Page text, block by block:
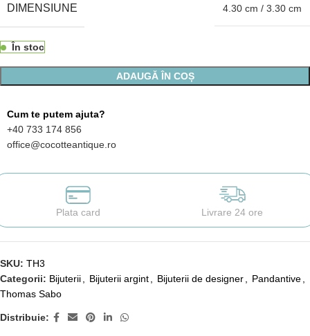
DIMENSIUNE 4.30 cm / 3.30 cm
În stoc
ADAUGĂ ÎN COȘ
Cum te putem ajuta?
+40 733 174 856
office@cocotteantique.ro
Plata card Livrare 24 ore
SKU: TH3
Categorii: Bijuterii Bijuterii argint Bijuterii de designer Pandantive
Thomas Sabo
Distribuie: